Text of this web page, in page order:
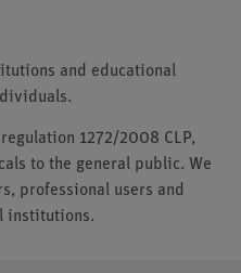
and educational
1272/2008 CLP,
to the general public. We
professional users and
institutions.